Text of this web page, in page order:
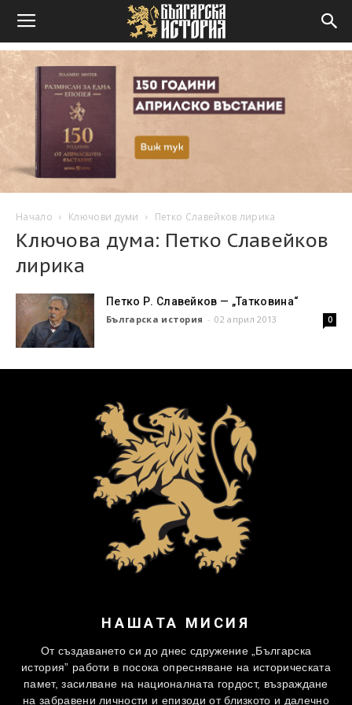
Начало Ключови думи Петко Славейков лирика
Ключова дума: Петко Славейков
лирика
Петко Р. Славейков — „Татковина“
Българска история - 02 април 2013 0
НАШАТА МИСИЯ
От създаването си до днес сдружение „Българска
история” работи в посока опресняване на историческата
памет, засилване на националната гордост, възраждане
на забравени личности и епизоди от близкото и далечно